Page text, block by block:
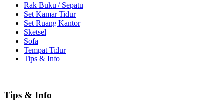
Rak Buku / Sepatu
Set Kamar Tidur
Set Ruang Kantor
Sketsel
Sofa
Tempat Tidur
Tips & Info
Tips & Info